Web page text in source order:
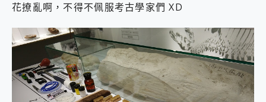
花撩亂啊，不得不佩服考古學家們 XD